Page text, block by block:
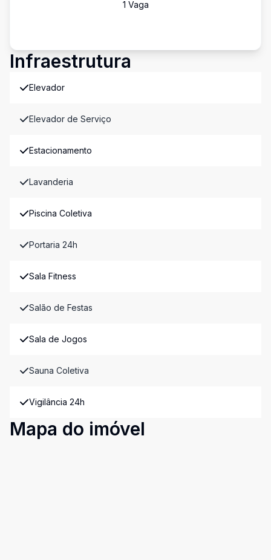
1 Vaga
Infraestrutura
Elevador
Elevador de Serviço
Estacionamento
Lavanderia
Piscina Coletiva
Portaria 24h
Sala Fitness
Salão de Festas
Sala de Jogos
Sauna Coletiva
Vigilância 24h
Mapa do imóvel